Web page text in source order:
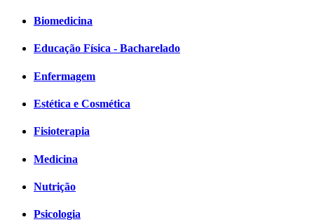
Biomedicina
Educação Física - Bacharelado
Enfermagem
Estética e Cosmética
Fisioterapia
Medicina
Nutrição
Psicologia